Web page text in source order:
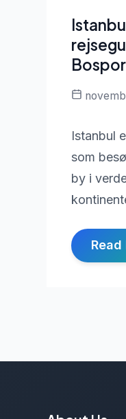
Istanbul
som
by i
Read